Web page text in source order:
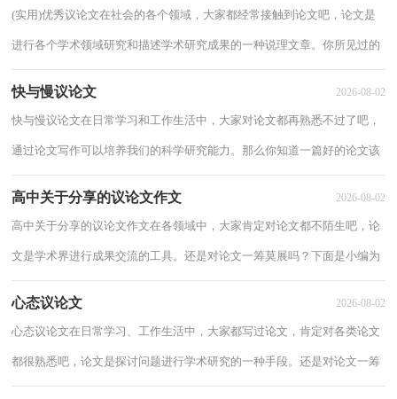
(实用)优秀议论文在社会的各个领域，大家都经常接触到论文吧，论文是
进行各个学术领域研究和描述学术研究成果的一种说理文章。你所见过的
快与慢议论文 2026-08-02
快与慢议论文在日常学习和工作生活中，大家对论文都再熟悉不过了吧，
通过论文写作可以培养我们的科学研究能力。那么你知道一篇好的论文该
高中关于分享的议论文作文 2026-08-02
高中关于分享的议论文作文在各领域中，大家肯定对论文都不陌生吧，论
文是学术界进行成果交流的工具。还是对论文一筹莫展吗？下面是小编为
心态议论文 2026-08-02
心态议论文在日常学习、工作生活中，大家都写过论文，肯定对各类论文
都很熟悉吧，论文是探讨问题进行学术研究的一种手段。还是对论文一筹